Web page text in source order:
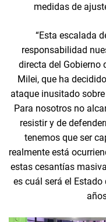
medidas de
“Esta escalada
responsabilidad
directa del Gobierno
Milei, que ha
ataque inusitado
Para nosotros no
resistir y de
tenemos que ser
realmente está
estas cesantías
es cuál será el